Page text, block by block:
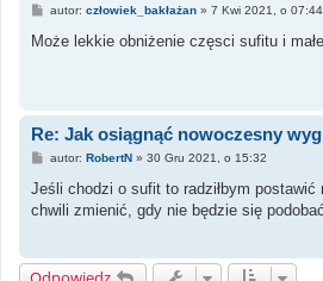
P
s
autor: człowiek_bakłażan» 7 Kwi 2021, o 07:44
Może lekkie obniżenie częsci sufitu i
Re: Jak osiągnąć nowoczesny
P
s
autor: RobertN» 30 Gru 2021, o 15:32
Jeśli chodzi o sufit to radziłbym
chwili zmienić, gdy nie będzie się